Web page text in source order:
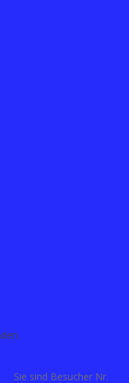
Sie sind Besucher Nr.